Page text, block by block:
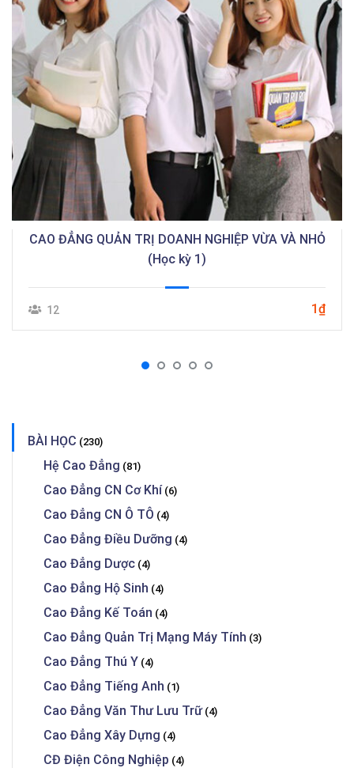
CAO ĐẲNG QUẢN TRỊ DOANH NGHIỆP VỪA VÀ NHỎ
(Học kỳ 1)
12 1₫
BÀI HỌC (230)
Hệ Cao Đẳng (81)
Cao Đẳng CN Cơ Khí (6)
Cao Đẳng CN Ô TÔ (4)
Cao Đẳng Điều Dưỡng (4)
Cao Đẳng Dược (4)
Cao Đẳng Hộ Sinh (4)
Cao Đẳng Kế Toán (4)
Cao Đẳng Quản Trị Mạng Máy Tính (3)
Cao Đẳng Thú Y (4)
Cao Đẳng Tiếng Anh (1)
Cao Đẳng Văn Thư Lưu Trữ(4)
Cao Đẳng Xây Dựng (4)
CĐ Điện Công Nghiệp (4)